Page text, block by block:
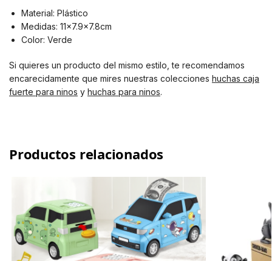
Material: Plástico
Medidas: 11×7.9×7.8cm
Color: Verde
Si quieres un producto del mismo estilo, te recomendamos
encarecidamente que mires nuestras colecciones huchas caja
fuerte para ninos y huchas para ninos.
Productos relacionados